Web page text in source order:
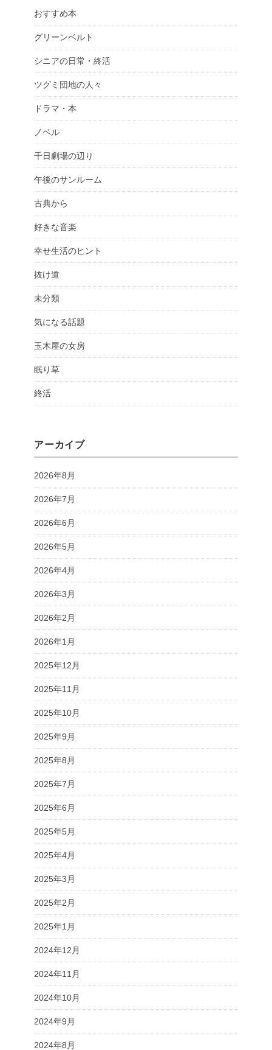
おすすめ本
グリーンベルト
シニアの日常・終活
ツグミ団地の人々
ドラマ・本
ノベル
千日劇場の辺り
午後のサンルーム
古典から
好きな音楽
幸せ生活のヒント
抜け道
未分類
気になる話題
玉木屋の女房
眠り草
終活
アーカイブ
2026年8月
2026年7月
2026年6月
2026年5月
2026年4月
2026年3月
2026年2月
2026年1月
2025年12月
2025年11月
2025年10月
2025年9月
2025年8月
2025年7月
2025年6月
2025年5月
2025年4月
2025年3月
2025年2月
2025年1月
2024年12月
2024年11月
2024年10月
2024年9月
2024年8月